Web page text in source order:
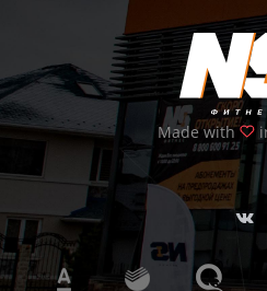
Made with